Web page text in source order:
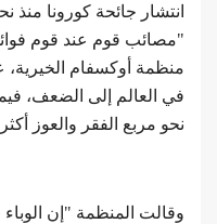
انتشار جائحة كورونا منذ
"مصائب قوم عند قوم
في العالم إلى الضعف،
نحو مربع الفقر والعوز
وقالت المنظمة "إن الوباء